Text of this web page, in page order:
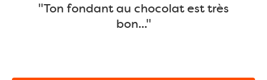
"Ton fondant au chocolat est très
bon..."